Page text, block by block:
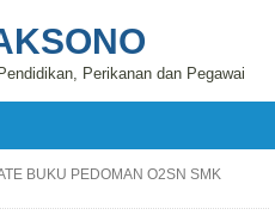
Perikanan dan Pegawai
BUKU PEDOMAN O2SN SMK